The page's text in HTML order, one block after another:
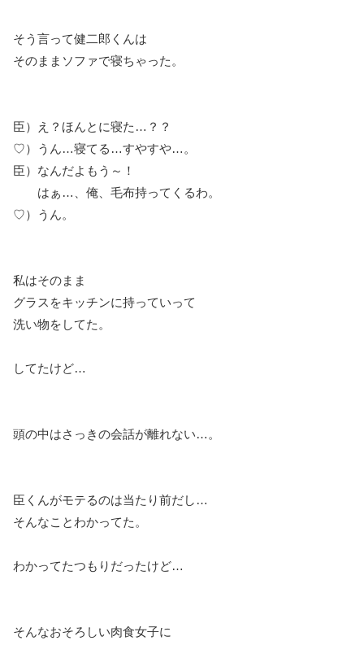
そう言って健二郎くんは
そのままソファで寝ちゃった。
臣）え？ほんとに寝た…？？
♡）うん…寝てる…すやすや…。
臣）なんだよもう～！
はぁ…、俺、毛布持ってくるわ。
♡）うん。
私はそのまま
グラスをキッチンに持っていって
洗い物をしてた。
してたけど…
頭の中はさっきの会話が離れない…。
臣くんがモテるのは当たり前だし…
そんなことわかってた。
わかってたつもりだったけど…
そんなおそろしい肉食女子に